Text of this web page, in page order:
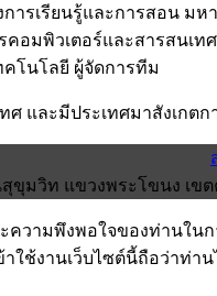
ารเรียนรู้และการสอน ม
อมพิวเตอร์และสารสนเ
โนโลยี ผู้จัดการทีม
และมีประเทศมาสังเกต
ขุมวิท แขวงพระโขนง เขตค
ความพึงพอใจของท่านใน
าใช้งานเว็บไซต์นี้ถือว่า